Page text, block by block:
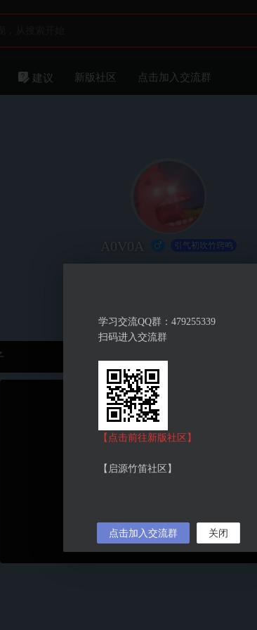
建议 新版社区 点击加入交流群
A0V0A 引气初吹竹窍鸣
学习交流QQ群：479255339
扫码进入交流群
【点击前往新版社区】
【启源竹笛社区】
点击加入交流群 关闭